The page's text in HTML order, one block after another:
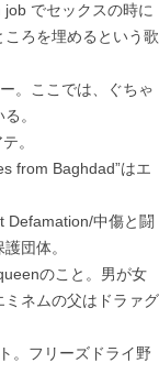
でセックスの時に
ろを埋めるという歌
。ここでは、ぐちゃ
。
。
from Baghdad”はエ
Defamation/中傷と闘
団体。
のこと。男が女
ネムの父はドラァグ
。フリーズドライ野